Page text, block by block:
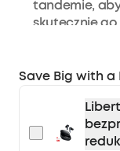
tandemie,
skutecznie go
z redukcją
zapewniają
bity dzięki
Save Big with a